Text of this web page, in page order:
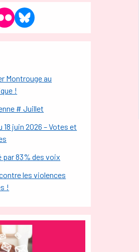
Montrouge au
!
# Juillet
juin 2026 – Votes et
83% des voix
les violences
!